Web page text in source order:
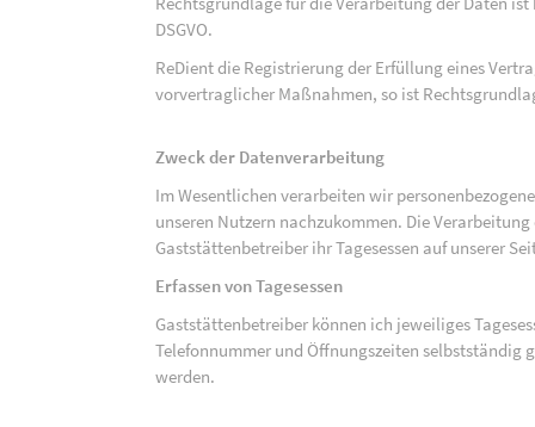
DSGVO.
ReDient die Registrierung der Erfüllung eines
vorvertraglicher Maßnahmen, so ist
Zweck der Datenverarbeitung
Im Wesentlichen verarbeiten wir
unseren Nutzern nachzukommen. Die
Gaststättenbetreiber ihr Tagesessen auf unserer
Erfassen von Tagesessen
Gaststättenbetreiber können ich jeweiliges
Telefonnummer und Öffnungszeiten selbstständig
werden.